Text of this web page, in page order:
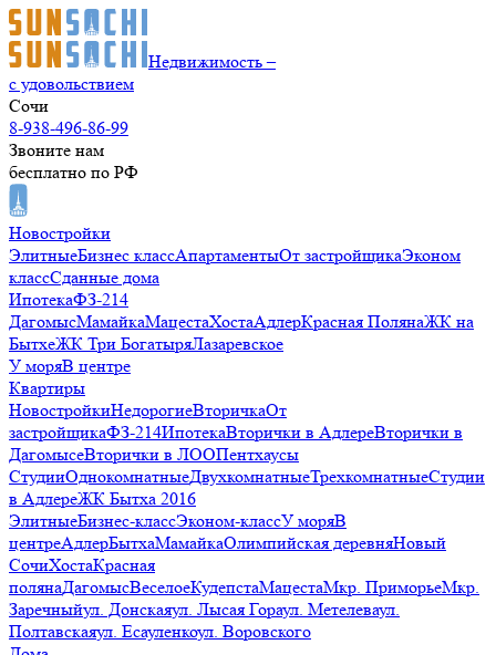
Недвижимость –
с удовольствием
Сочи
8-938-496-86-99
Звоните нам
бесплатно по РФ
Новостройки
ЭлитныеБизнес классАпартаментыОт застройщикаЭконом
классСданные дома
ИпотекаФЗ-214
ДагомысМамайкаМацестаХостаАдлерКрасная ПолянаЖК на
БытхеЖК Три БогатыряЛазаревское
У моряВ центре
Квартиры
НовостройкиНедорогиеВторичкаОт
застройщикаФЗ-214ИпотекаВторички в АдлереВторички в
ДагомысеВторички в ЛООПентхаусы
СтудииОднокомнатныеДвухкомнатныеТрехкомнатныеСтудии
в АдлереЖК Бытха 2016
ЭлитныеБизнес-классЭконом-классУ моряВ
центреАдлерБытхаМамайкаОлимпийская деревняНовый
СочиХостаКрасная
полянаДагомысВеселоеКудепстаМацестаМкр. ПриморьеМкр.
Заречныйул. Донскаяул. Лысая Гораул. Метелеваул.
Полтавскаяул. Есауленкоул. Воровского